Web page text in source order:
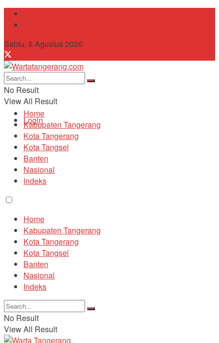
Sabtu, 8 Agustus 2026
No Result
View All Result
Login
Home
Kabupaten Tangerang
Kota Tangerang
Kota Tangsel
Banten
Nasional
Indeks
Home
Kabupaten Tangerang
Kota Tangerang
Kota Tangsel
Banten
Nasional
Indeks
No Result
View All Result